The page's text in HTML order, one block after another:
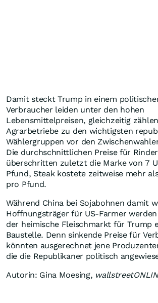
Damit steckt Trump in einem
Verbraucher leiden unter den hohen
Lebensmittelpreisen, gleichzeitig
Agrarbetriebe zu den wichtigsten
Wählergruppen vor den
Die durchschnittlichen Preise für
überschritten zuletzt die Marke von 7
Pfund, Steak kostete zeitweise mehr
pro Pfund.
Während China bei Sojabohnen damit
Hoffnungsträger für US-Farmer
der heimische Fleischmarkt für Trump
Baustelle. Denn sinkende Preise für
könnten ausgerechnet jene
die die Republikaner politisch
Autorin: Gina Moesing,